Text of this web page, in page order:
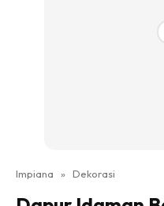
Impiana » Dekorasi